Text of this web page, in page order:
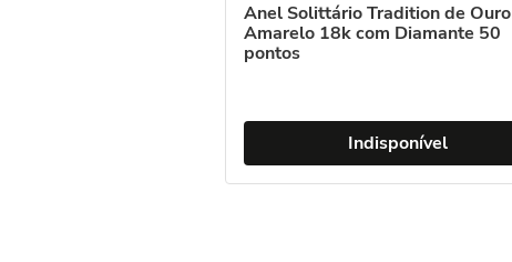
Anel Solittário Tradition de Ouro
Amarelo 18k com Diamante 50
pontos
Indisponível